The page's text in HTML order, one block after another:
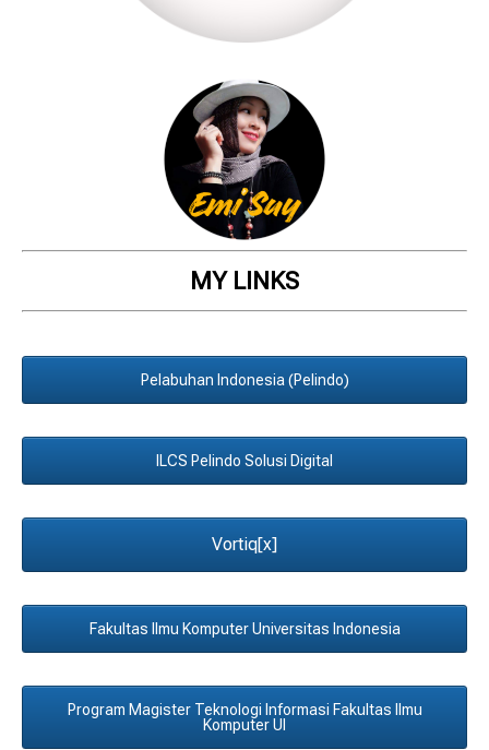
MY LINKS
Pelabuhan Indonesia (Pelindo)
ILCS Pelindo Solusi Digital
Vortiq[x]
Fakultas Ilmu Komputer Universitas Indonesia
Program Magister Teknologi Informasi Fakultas Ilmu
Komputer UI